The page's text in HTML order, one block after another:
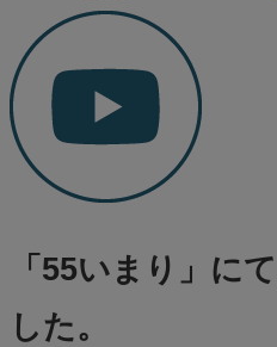
「55いまり」に
した。